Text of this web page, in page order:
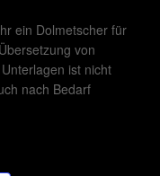
ein Dolmetscher für
von
ist nicht
nach Bedarf